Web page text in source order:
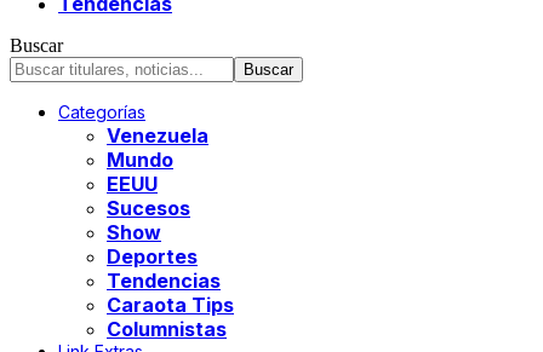
Buscar
Categorías
Venezuela
Mundo
EEUU
Sucesos
Show
Deportes
Tendencias
Caraota Tips
Columnistas